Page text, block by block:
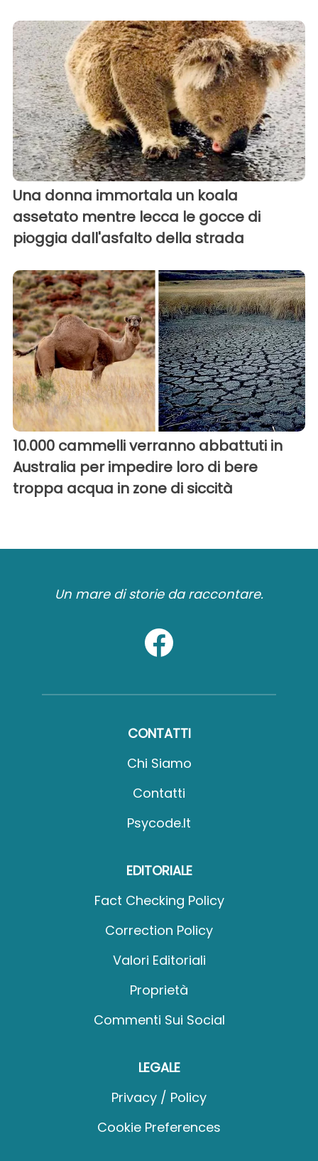
Una donna immortala un koala
assetato mentre lecca le gocce di
pioggia dall'asfalto della strada
10.000 cammelli verranno abbattuti in
Australia per impedire loro di bere
troppa acqua in zone di siccità
Un mare di storie da raccontare.
CONTATTI
Chi Siamo
Contatti
Psycode.it
EDITORIALE
Fact Checking Policy
Correction Policy
Valori Editoriali
Proprietà
Commenti Sui Social
LEGALE
Privacy / Policy
Cookie Preferences